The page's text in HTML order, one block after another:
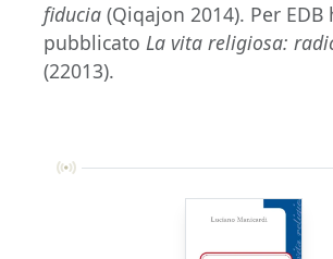
fiducia (Qiqajon 2014). Per EDB
pubblicato La vita religiosa:
(22013).